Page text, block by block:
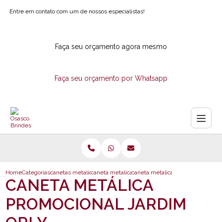
Entre em contato com um de nossos especialistas!
Faça seu orçamento agora mesmo
Faça seu orçamento por Whatsapp
HomeCategoriascanetas metalicascaneta metalica de brindescaneta metalica promocional
CANETA METÁLICA
PROMOCIONAL JARDIM